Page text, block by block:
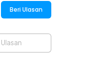
Beri Ulasan